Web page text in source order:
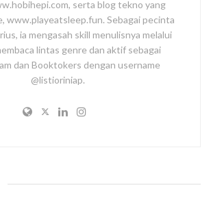
serta blog tekno yang
www.playeatsleep.fun. Sebagai pecinta
ia mengasah skill menulisnya melalui
lintas genre dan aktif sebagai
dan Booktokers dengan username
@listioriniap.